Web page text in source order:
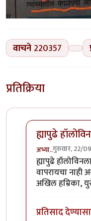
वाचने 220357
प्रतिक्रिया
ह्यापुढे
अभ्या..गुरुवार, 22/
In reply to
ह्यापुढे
वापरायचा
अखिल हम्रिका,
प्रतिसाद